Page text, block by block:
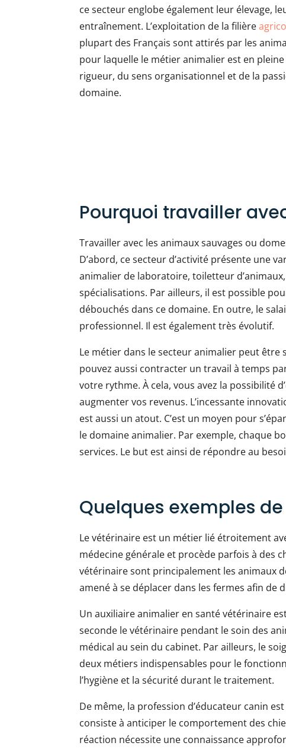
ce secteur englobe également leur élevage,
entraînement. L’exploitation de la filière
plupart des Français sont attirés par les
pour laquelle le métier animalier est en
rigueur, du sens organisationnel et de la
domaine.
Pourquoi travailler
Travailler avec les animaux sauvages ou
D’abord, ce secteur d’activité présente une
animalier de laboratoire, toiletteur
spécialisations. Par ailleurs, il est possible
débouchés dans ce domaine. En outre, le
professionnel. Il est également très évolutif.
Le métier dans le secteur animalier peut
pouvez aussi contracter un travail à temps
votre rythme. À cela, vous avez la possibilité
augmenter vos revenus. L’incessante
est aussi un atout. C’est un moyen pour
le domaine animalier. Par exemple, chaque
services. Le but est ainsi de répondre au
Quelques exemples
Le vétérinaire est un métier lié étroitement
médecine générale et procède parfois à des
vétérinaire sont principalement les animaux
amené à se déplacer dans les fermes afin de
Un auxiliaire animalier en santé vétérinaire
seconde le vétérinaire pendant le soin des
médical au sein du cabinet. Par ailleurs, le
deux métiers indispensables pour le
l’hygiène et la sécurité durant le traitement.
De même, la profession d’éducateur canin
consiste à anticiper le comportement des
réaction nécessite une connaissance